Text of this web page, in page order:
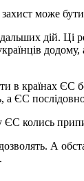
захист може
дій. Ці
додому, а
в країнах ЄС
ЄС
ЄС колись
А
.